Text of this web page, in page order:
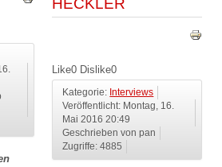
Like0 Dislike0
Kategorie: Interviews
Veröffentlicht: Montag, 16.
Mai 2016 20:49
Geschrieben von pan
Zugriffe: 4885